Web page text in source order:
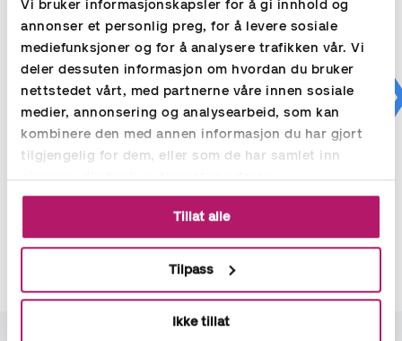
Vi bruker informasjonskapsler for å gi innhold og
annonser et personlig preg, for å levere sosiale
mediefunksjoner og for å analysere trafikken vår. Vi
deler dessuten informasjon om hvordan du bruker
nettstedet vårt, med partnerne våre innen sosiale
medier, annonsering og analysearbeid, som kan
kombinere den med annen informasjon du har gjort
tilgjengelig for dem, eller som de har samlet inn
gjennom din bruk av tjenestene deres.
Tillat alle
Tilpass
Ikke tillat
Åpenhetsloven
I juli 2022 trådde åpenhetsloven i kraft for norske
virksomheter. Dette innebærer at norske virksomheter
må gjennomføre aktsomhetsvurderinger for
Les hvilken betydning det har for din